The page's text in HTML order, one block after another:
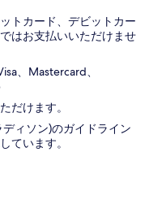
トカード、デビットカー
はお支払いいただけませ
、Mastercard、
だけます。
ィソン)のガイドライン
ています。